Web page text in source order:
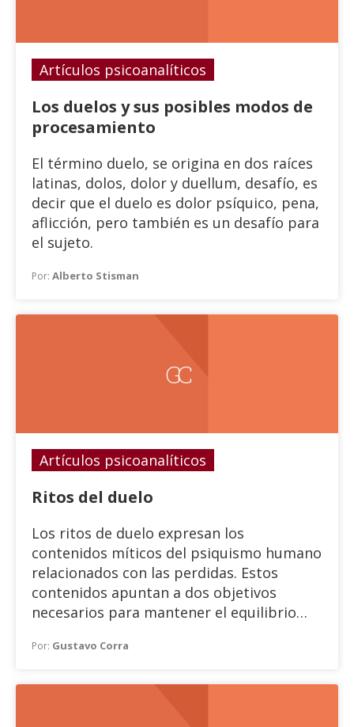
Artículos psicoanalíticos
Los duelos y sus posibles modos de
procesamiento
El término duelo, se origina en dos raíces
latinas, dolos, dolor y duellum, desafío, es
decir que el duelo es dolor psíquico, pena,
aflicción, pero también es un desafío para
el sujeto.
Por: Alberto Stisman
GC
Artículos psicoanalíticos
Ritos del duelo
Los ritos de duelo expresan los
contenidos míticos del psiquismo humano
relacionados con las perdidas. Estos
contenidos apuntan a dos objetivos
necesarios para mantener el equilibrio
Por: Gustavo Corra